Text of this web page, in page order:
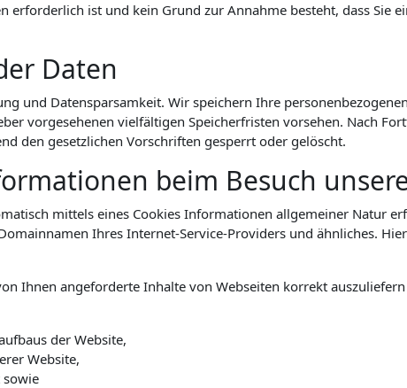
erforderlich ist und kein Grund zur Annahme besteht, dass Sie
Daten
und Datensparsamkeit. Wir speichern Ihre
vorgesehenen vielfältigen Speicherfristen vorsehen. Nach
den gesetzlichen Vorschriften gesperrt oder gelöscht.
beim Besuch
mittels eines Cookies Informationen allgemeiner Natur
Ihres Internet-Service-Providers und ähnliches.
Ihnen angeforderte Inhalte von Webseiten korrekt
der Website,
Website,